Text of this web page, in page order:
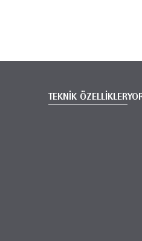
TEKNİK ÖZELLİKLER